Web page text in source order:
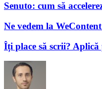
Senuto: cum să
Ne vedem la
Îți place să scrii?